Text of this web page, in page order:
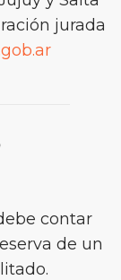
jurada
contar
de un